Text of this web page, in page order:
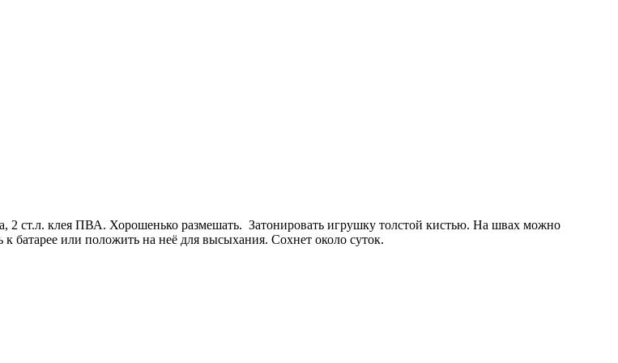
2 ст.л. клея ПВА. Хорошенько размешать. Затонировать игрушку толстой кистью. На швах можно
батарее или положить на неё для высыхания. Сохнет около суток.